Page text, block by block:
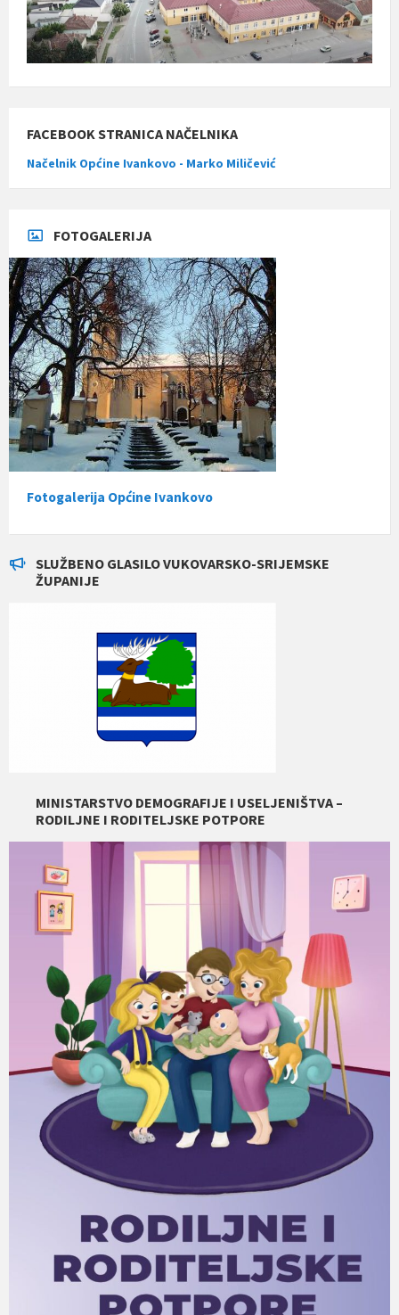
FACEBOOK STRANICA NAČELNIKA
Načelnik Općine Ivankovo - Marko Miličević
FOTOGALERIJA
Fotogalerija Općine Ivankovo
SLUŽBENO GLASILO VUKOVARSKO-SRIJEMSKE
ŽUPANIJE
MINISTARSTVO DEMOGRAFIJE I USELJENIŠTVA –
RODILJNE I RODITELJSKE POTPORE